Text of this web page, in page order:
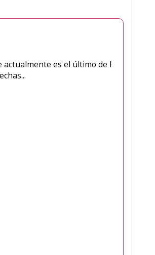
actualmente es el último de I